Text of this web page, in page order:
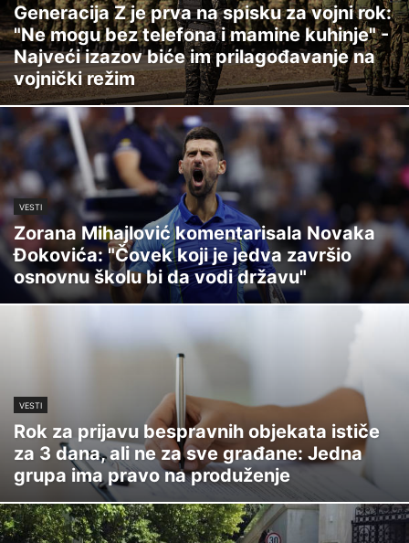
Generacija Z je prva na spisku za vojni rok:
"Ne mogu bez telefona i mamine kuhinje" -
Najveći izazov biće im prilagođavanje na
vojnički režim
VESTI
Zorana Mihajlović komentarisala Novaka
Đokovića: "Čovek koji je jedva završio
osnovnu školu bi da vodi državu"
VESTI
Rok za prijavu bespravnih objekata ističe
za 3 dana, ali ne za sve građane: Jedna
grupa ima pravo na produženje